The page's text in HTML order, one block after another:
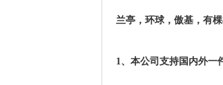
兰亭，环球，傲基，有
1、本公司支持国内外一